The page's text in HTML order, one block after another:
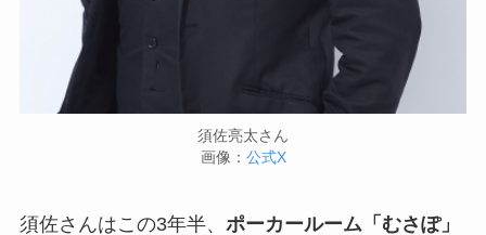
須佐亮太さん
画像： 公式X
須佐さんはこの3年半、 ポーカールーム「むさぽ」